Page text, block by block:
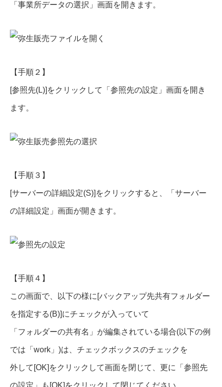
「事業所データの選択」画面を開きます。
【手順２】
[参照先(L)]をクリックして「参照先の設定」画面を開き
ます。
【手順３】
[サーバーの詳細設定(S)]をクリックすると、「サーバー
の詳細設定」画面が開きます。
【手順４】
この画面で、以下の様に[バックアップ先共有フォルダー
を指定する(B)]にチェックが入っていて
「フォルダーの共有名」が編集されている場合(以下の例
では「work」)は、チェックボックスのチェックを
外して[OK]をクリックして画面を閉じて、更に「参照先
の設定」も[OK]をクリックして閉じてください。